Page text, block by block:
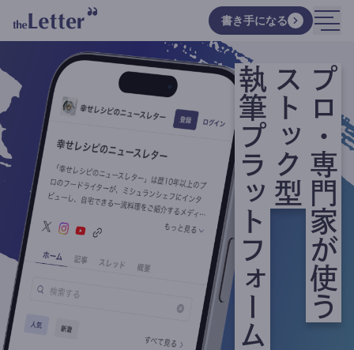
書き手になる
プロ・専門家が使う
ストック型
執筆プラットフォーム